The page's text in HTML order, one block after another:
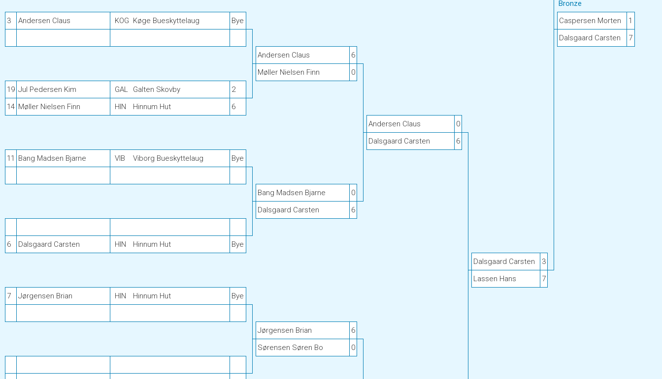
Bronze
3
Andersen Claus KOG Køge Bueskyttelaug Bye Caspersen Morten
1
Dalsgaard Carsten
7
Andersen Claus
6
Møller Nielsen Finn
0
19 Jul Pedersen Kim GAL Galten Skovby
2
14 Møller Nielsen Finn HIN Hinnum Hut
6
Andersen Claus
0
Dalsgaard Carsten
6
11
Bang Madsen Bjarne VIB Viborg Bueskyttelaug Bye
Bang Madsen Bjarne
0
Dalsgaard Carsten
6
6 Dalsgaard Carsten HIN Hinnum Hut
Bye
Dalsgaard Carsten
3
Lassen Hans
7
7
Jørgensen Brian HIN Hinnum Hut Bye
Jørgensen Brian
6
Sørensen Søren Bo
0